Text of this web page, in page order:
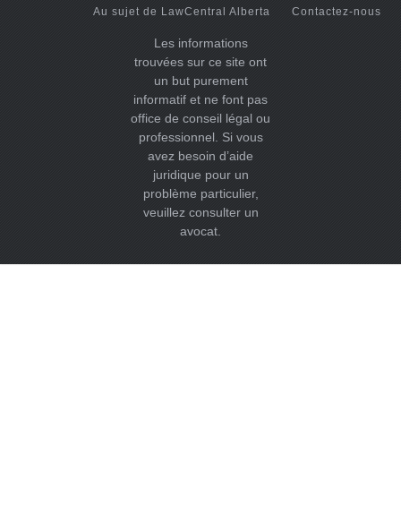
Au sujet de LawCentral Alberta Contactez-nous
Les informations
trouvées sur ce site ont
un but purement
informatif et ne font pas
office de conseil légal ou
professionnel. Si vous
avez besoin d’aide
juridique pour un
problème particulier,
veuillez consulter un
avocat.